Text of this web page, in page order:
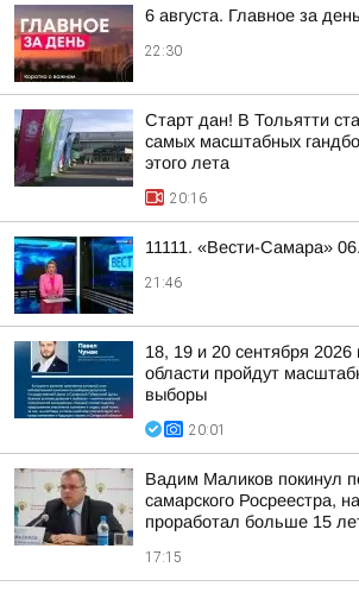
6 августа. Главное за
22:30
Старт дан! В Тольятти
самых масштабных
этого лета
20:16
11111. «Вести-Самара»
21:46
18, 19 и 20 сентября
области пройдут
выборы
20:01
Вадим Маликов покинул
самарского Росреестра,
проработал больше 15
17:15